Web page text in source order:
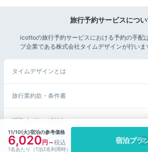
11/10(火)宿泊の参考価格
6,020
1名あたり（1泊2名利用時）
宿泊プラ
旅行予約サービスについ
icottoの旅行予約サービスにおける予約の手配
プ企業である株式会社タイムデザインが行いま
タイムデザインとは
旅行業約款・条件書
プライバシーポリシー
©Kakaku.com, Inc. All Rights